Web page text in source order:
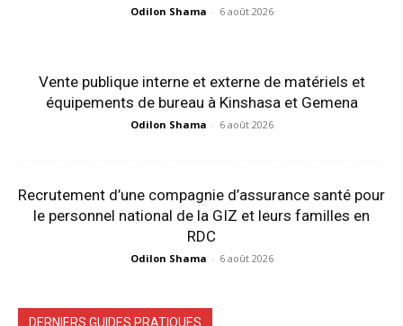
Odilon Shama - 6 août 2026
Vente publique interne et externe de matériels et
équipements de bureau à Kinshasa et Gemena
Odilon Shama - 6 août 2026
Recrutement d’une compagnie d’assurance santé pour
le personnel national de la GIZ et leurs familles en
RDC
Odilon Shama - 6 août 2026
DERNIERS GUIDES PRATIQUES